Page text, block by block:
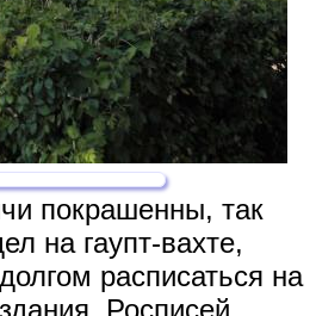
покрашенны, так
на гаупт-вахте,
расписаться на
Росписей